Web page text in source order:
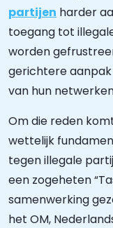
partijen harder
toegang tot
worden
gerichtere
van hun
Om die reden
wettelijk
tegen illegale
een zogeheten
samenwerking
het OM,